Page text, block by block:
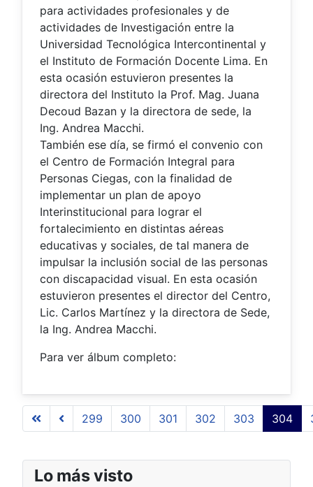
para actividades profesionales y de
actividades de Investigación entre la
Universidad Tecnológica Intercontinental y
el Instituto de Formación Docente Lima. En
esta ocasión estuvieron presentes la
directora del Instituto la Prof. Mag. Juana
Decoud Bazan y la directora de sede, la
Ing. Andrea Macchi.
También ese día, se firmó el convenio con
el Centro de Formación Integral para
Personas Ciegas, con la finalidad de
implementar un plan de apoyo
Interinstitucional para lograr el
fortalecimiento en distintas aéreas
educativas y sociales, de tal manera de
impulsar la inclusión social de las personas
con discapacidad visual. En esta ocasión
estuvieron presentes el director del Centro,
Lic. Carlos Martínez y la directora de Sede,
la Ing. Andrea Macchi.
Para ver álbum completo:
Página 304 de 509
299 300 301 302 303 304
Lo más visto